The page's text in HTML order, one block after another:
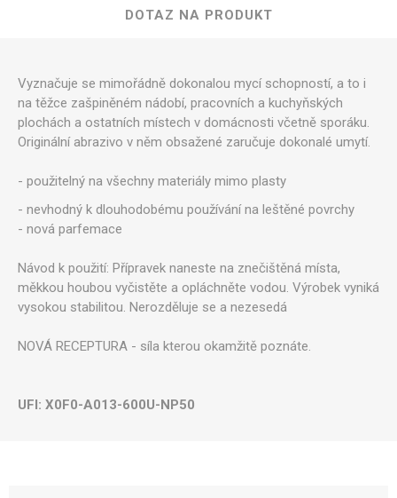
DOTAZ NA PRODUKT
Vyznačuje se mimořádně dokonalou mycí schopností, a to i
na těžce zašpiněném nádobí, pracovních a kuchyňských
plochách a ostatních místech v domácnosti včetně sporáku.
Originální abrazivo v něm obsažené zaručuje dokonalé umytí.
- použitelný na všechny materiály mimo plasty
- nevhodný k dlouhodobému používání na leštěné povrchy
- nová parfemace
Návod k použití: Přípravek naneste na znečištěná místa,
měkkou houbou vyčistěte a opláchněte vodou. Výrobek vyniká
vysokou stabilitou. Nerozděluje se a nezesedá
NOVÁ RECEPTURA - síla kterou okamžitě poznáte.
UFI: X0F0-A013-600U-NP50